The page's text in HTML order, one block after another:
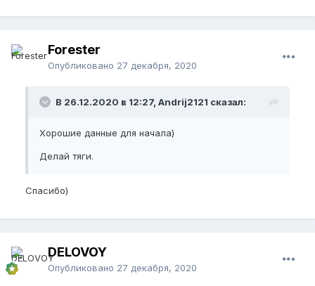
Forester
Опубликовано 27 декабря, 2020
В 26.12.2020 в 12:27, Andrij2121 сказал:
Хорошие данные для начала)
Делай тяги.
Спасибо)
DELOVOY
Опубликовано 27 декабря, 2020